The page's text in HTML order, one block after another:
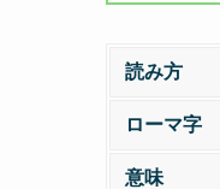
読み方
ローマ字
意味